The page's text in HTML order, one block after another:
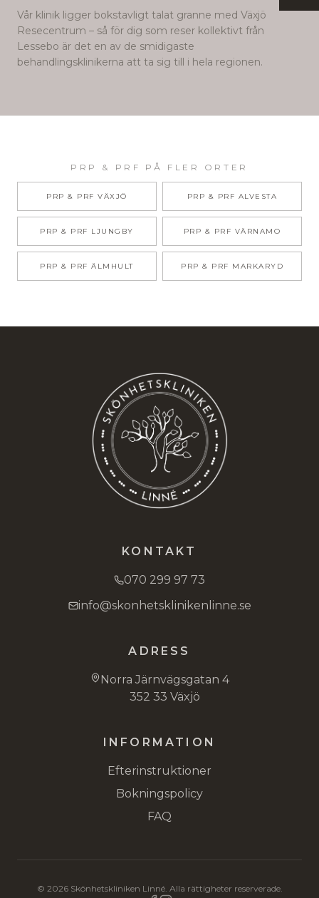
Vår klinik ligger bokstavligt talat granne med Växjö
Resecentrum – så för dig som reser kollektivt från
Lessebo är det en av de smidigaste
behandlingsklinikerna att ta sig till i hela regionen.
PRP & PRF PÅ FLER ORTER
PRP & PRF VÄXJÖ PRP & PRF ALVESTA
PRP & PRF LJUNGBY PRP & PRF VÄRNAMO
PRP & PRF ÄLMHULT PRP & PRF MARKARYD
KONTAKT
070 299 97 73
info@skonhetsklinikenlinne.se
ADRESS
Norra Järnvägsgatan 4
352 33 Växjö
INFORMATION
Efterinstruktioner
Bokningspolicy
FAQ
© 2026Skönhetskliniken Linné. Alla rättigheter reserverade.